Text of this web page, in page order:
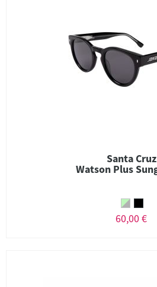
Santa Cruz
Watson Plus
60,00 €